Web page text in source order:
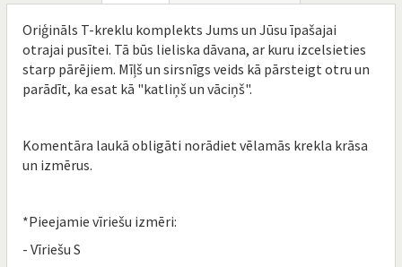
Oriģināls T-kreklu komplekts Jums un Jūsu īpašajai
otrajai pusītei. Tā būs lieliska dāvana, ar kuru izcelsieties
starp pārējiem. Mīļš un sirsnīgs veids kā pārsteigt otru un
parādīt, ka esat kā "katliņš un vāciņš".
Komentāra laukā obligāti norādiet vēlamās krekla krāsa
un izmērus.
*Pieejamie vīriešu izmēri:
- Vīriešu S